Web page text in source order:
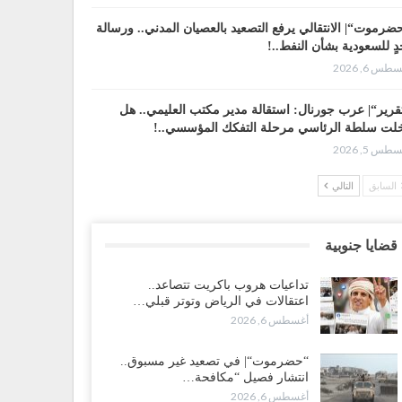
الانتقالي يرفع التصعيد بالعصيان المدني.. ورسالة
للسعودية بشأن النفط..!
6, 2026
عرب جورنال: استقالة مدير مكتب العليمي.. هل
سلطة الرئاسي مرحلة التفكك المؤسسي..!
5, 2026
على حافة الانفجار.. اشتباكات قبلية مع فصائل
و”درع الوطن” تبدأ الانتشار..!
5, 2026
الرواتب تشعل مواجهة داخل معسكر التحالف…
يصعّد في جبهات مأرب وتعز والضالع..!
5, 2026
السابق التالي
قضايا جنوبية
تداعيات هروب باكريت تتصاعد..
اعتقالات في الرياض وتوتر قبلي…
أغسطس 6, 2026
“حضرموت“| في تصعيد غير مسبوق..
انتشار فصيل “مكافحة…
أغسطس 6, 2026